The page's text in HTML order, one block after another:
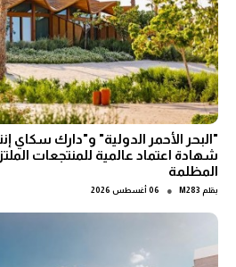
"البحر الأحمر الدولية" و"دارك سكاي
شهادة اعتماد عالمية للمنتجعات
المظلمة
بقلم M283
● 06 أغسطس 2026